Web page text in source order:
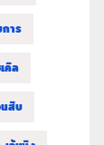
าร
คิล
นสิบ